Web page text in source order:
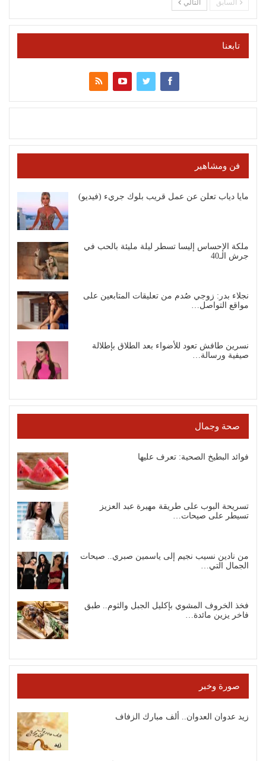
السابق التالي
تابعنا
فن ومشاهير
مايا دياب تعلن عن عمل قريب بلوك جريء (فيديو)
ملكة الإحساس إليسا تسطر ليلة مليئة بالحب في
جرش الـ40
نجلاء بدر: زوجي صُدم من تعليقات المتابعين على
مواقع التواصل…
نسرين طافش تعود للأضواء بعد الطلاق بإطلالة
صيفية ورسالة…
صحة وجمال
فوائد البطيخ الصحية: تعرف عليها
تسريحة البوب على طريقة مهيرة عبد العزيز
تسيطر على صيحات…
من نادين نسيب نجيم إلى ياسمين صبري.. صيحات
الجمال التي…
فخذ الخروف المشوي بإكليل الجبل والثوم.. طبق
فاخر يزين مائدة…
صورة وخبر
زيد عدوان العدوان.. ألف مبارك الزفاف